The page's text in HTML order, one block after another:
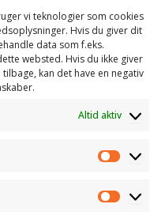
vi teknologier som cookies
Hvis du giver dit
data som f.eks.
websted. Hvis du ikke giver
kan det have en negativ
Altid aktiv